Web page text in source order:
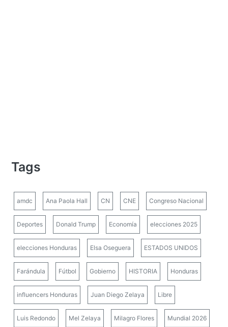
Tags
amdc Ana Paola Hall CN CNE Congreso Nacional
Deportes Donald Trump Economía elecciones 2025
elecciones Honduras Elsa Oseguera ESTADOS UNIDOS
Farándula Fútbol Gobierno HISTORIA Honduras
influencers Honduras Juan Diego Zelaya Libre
Luis Redondo Mel Zelaya Milagro Flores Mundial 2026